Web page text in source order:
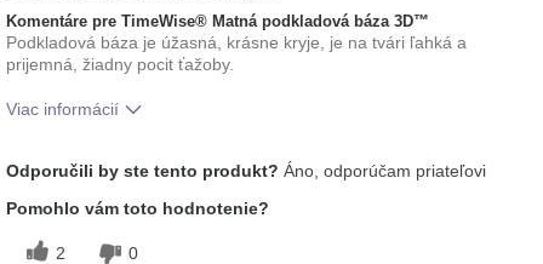
Komentáre pre TimeWise® Matná podkladová báza 3D™
Podkladová báza je úžasná, krásne kryje, je na tvári ľahká a
prijemná, žiadny pocit ťažoby.
Viac informácií
značkami dekoratívnej kozmetiky, ktoré ste
vyskúšali?
Odporučili by ste tento produkt? Áno, odporúčam priateľovi
Pomohlo vám toto hodnotenie?
2 0